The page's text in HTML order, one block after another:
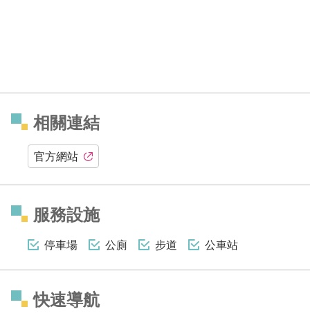
相關連結
官方網站
服務設施
停車場 公廁 步道 公車站
快速導航